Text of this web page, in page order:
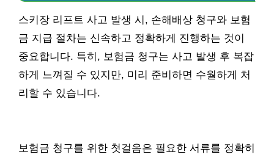
스키장 리프트 사고 발생 시, 손해배상 청구와 보험
금 지급 절차는 신속하고 정확하게 진행하는 것이
중요합니다. 특히, 보험금 청구는 사고 발생 후 복잡
하게 느껴질 수 있지만, 미리 준비하면 수월하게 처
리할 수 있습니다.
보험금 청구를 위한 첫걸음은 필요한 서류를 정확히